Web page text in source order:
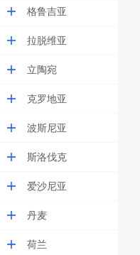
格鲁吉亚
拉脱维亚
立陶宛
克罗地亚
波斯尼亚
斯洛伐克
爱沙尼亚
丹麦
荷兰